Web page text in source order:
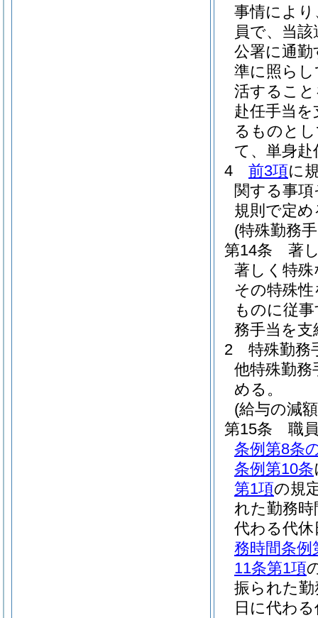
事情によ
員で、当
公署に通
準に照ら
活するこ
赴任手当
るものと
て、単身
4
前3項に
関する事
規則で定め
(特殊勤務
第14条
著
著しく特
その特殊
ものに従
務手当を支
2
特殊勤務
他特殊勤
める。
(給与の減
第15条
職
条例第8条
条例第10条
第1項の規
れた勤務
代わる代
務時間条例
11条第1項
振られた
日に代わ